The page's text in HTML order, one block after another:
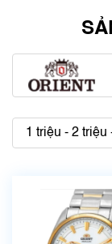
1 triệu - 2 triệu